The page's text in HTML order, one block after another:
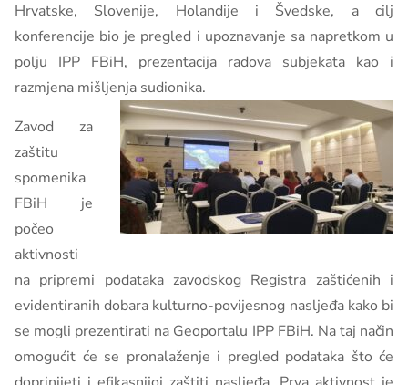
Hrvatske, Slovenije, Holandije i Švedske, a cilj
konferencije bio je pregled i upoznavanje sa napretkom u
polju IPP FBiH, prezentacija radova subjekata kao i
razmjena mišljenja sudionika.
Zavod za
zaštitu
spomenika
FBiH je
počeo
aktivnosti
na pripremi podataka zavodskog Registra zaštićenih i
evidentiranih dobara kulturno-povijesnog nasljeđa kako bi
se mogli prezentirati na Geoportalu IPP FBiH. Na taj način
omogućit će se pronalaženje i pregled podataka što će